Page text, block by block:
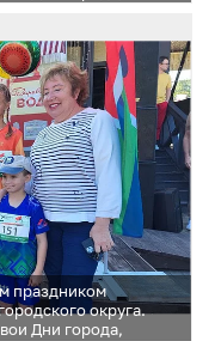
праздником
округа.
Дни города,